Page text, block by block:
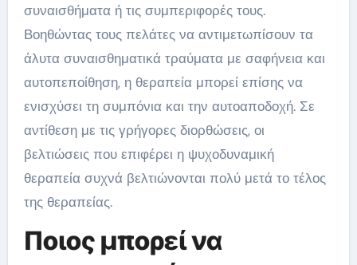
συναισθήματα ή τις συμπεριφορές τους.
Βοηθώντας τους πελάτες να αντιμετωπίσουν τα
άλυτα συναισθηματικά τραύματα με σαφήνεια και
αυτοπεποίθηση, η θεραπεία μπορεί επίσης να
ενισχύσει τη συμπόνια και την αυτοαποδοχή. Σε
αντίθεση με τις γρήγορες διορθώσεις, οι
βελτιώσεις που επιφέρει η ψυχοδυναμική
θεραπεία συχνά βελτιώνονται πολύ μετά το τέλος
της θεραπείας.
Ποιος μπορεί να